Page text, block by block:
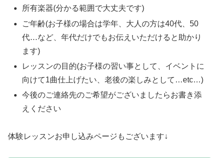
所有楽器(分かる範囲で大丈夫です)
ご年齢(お子様の場合は学年、大人の方は40代、50
代…など、年代だけでもお伝えいただけると助かり
ます)
レッスンの目的(お子様の習い事として、イベントに
向けて1曲仕上げたい、老後の楽しみとして…etc…)
今後のご連絡先のご希望がございましたらお書き添
えください
体験レッスンお申し込みページもございます↓